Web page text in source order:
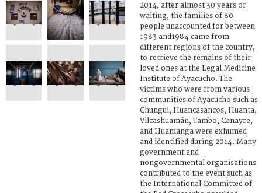
2014, after almost 30 years of
waiting, the families of 80
people unaccounted for between
1983 and1984 came from
different regions of the country,
to retrieve the remains of their
loved ones at the Legal Medicine
Institute of Ayacucho. The
victims who were from various
communities of Ayacucho such as
Chungui, Huancasancos, Huanta,
Vilcashuamán, Tambo, Canayre,
and Huamanga were exhumed
and identified during 2014. Many
government and
nongovernmental organisations
contributed to the event such as
the International Committee of